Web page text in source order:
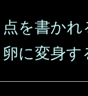
点を書か
卵に変身す